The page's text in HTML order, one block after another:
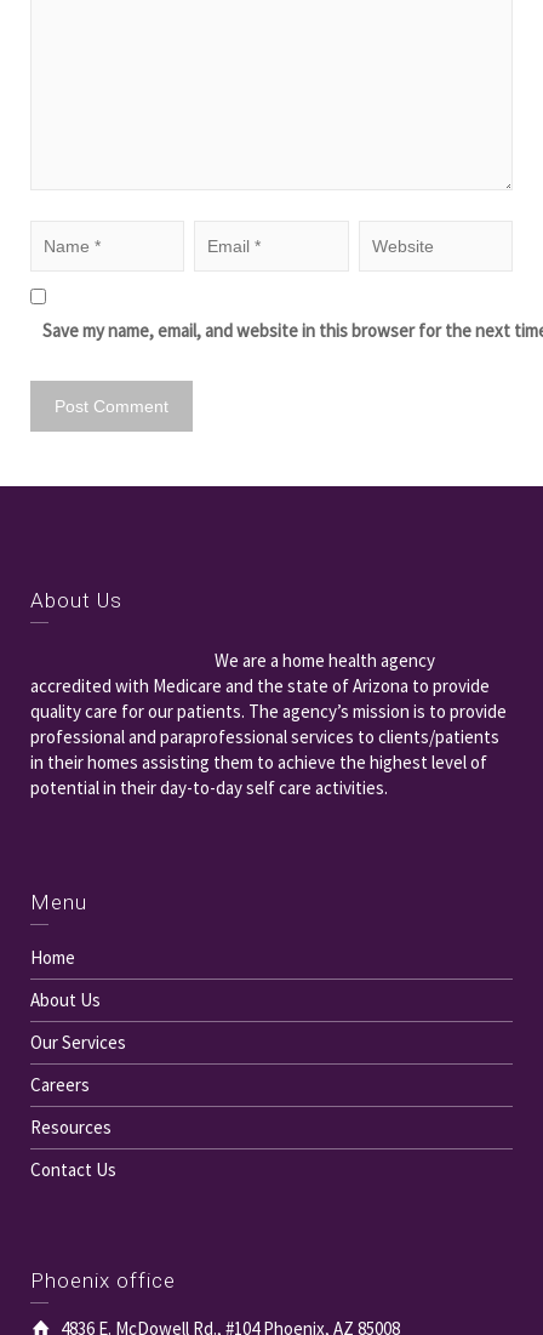
Save my name, email, and website in this browser for the next
About Us
We are a home health agency
accredited with Medicare and the state of Arizona to provide
quality care for our patients. The agency’s mission is to provide
professional and paraprofessional services to clients/patients
in their homes assisting them to achieve the highest level of
potential in their day-to-day self care activities.
Menu
Home
About Us
Our Services
Careers
Resources
Contact Us
Phoenix office
4836 E. McDowell Rd., #104 Phoenix, AZ 85008